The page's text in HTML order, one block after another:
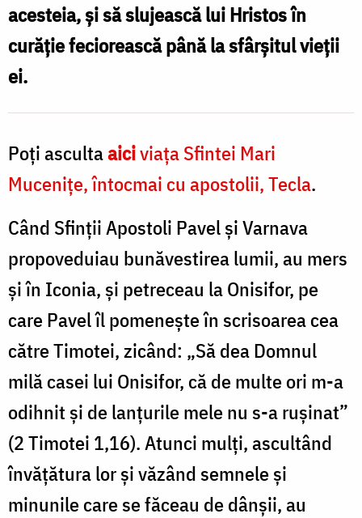
acesteia, și să slujească lui Hristos în
curăție feciorească până la sfârșitul vieții
ei.
Poți ascultaaiciviața Sfintei Mari
Mucenițe, întocmai cu apostolii, Tecla.
Când Sfinții Apostoli Pavel și Varnava
propoveduiau bunăvestirea lumii, au mers
și în Iconia, și petreceau la Onisifor, pe
care Pavel îl pomenește în scrisoarea cea
către Timotei, zicând: „Să dea Domnul
milă casei lui Onisifor, că de multe ori m-a
odihnit și de lanțurile mele nu s-a rușinat”
(2 Timotei 1,16). Atunci mulți, ascultând
învățătura lor și văzând semnele și
minunile care se făceau de dânșii, au